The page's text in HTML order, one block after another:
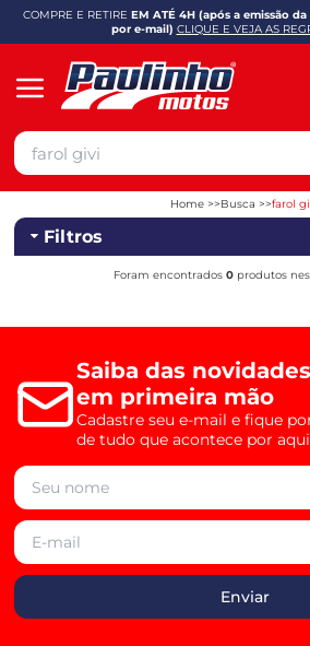
COMPRE E RETIRE EM ATÉ 4H (após a emissão
por e-mail) CLIQUE E VEJA AS
Home Busca farol
Filtros
Foram encontrados 0produtos
Saiba das novidades
em primeira mão
Cadastre seu e-mail e fique
de tudo que acontece por